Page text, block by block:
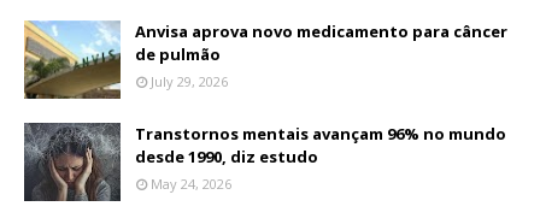
Anvisa aprova novo medicamento para câncer
de pulmão
July 29, 2026
Transtornos mentais avançam 96% no mundo
desde 1990, diz estudo
May 24, 2026